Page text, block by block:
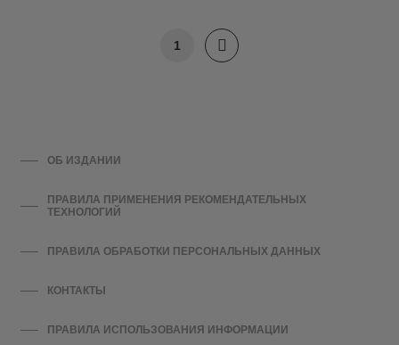
1
ОБ ИЗДАНИИ
ПРАВИЛА ПРИМЕНЕНИЯ РЕКОМЕНДАТЕЛЬНЫХ
ТЕХНОЛОГИЙ
ПРАВИЛА ОБРАБОТКИ ПЕРСОНАЛЬНЫХ ДАННЫХ
КОНТАКТЫ
ПРАВИЛА ИСПОЛЬЗОВАНИЯ ИНФОРМАЦИИ